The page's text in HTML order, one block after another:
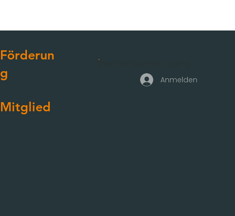
Förderun
g
Mitglied
Anmelden